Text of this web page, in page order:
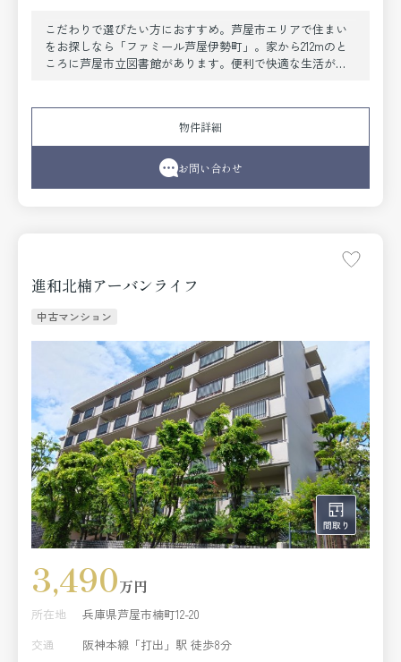
こだわりで選びたい方におすすめ。芦屋市エリアで住まい
をお探しなら「ファミール芦屋伊勢町」。家から212mのと
ころに芦屋市立図書館があります。便利で快適な生活がで
不動産購入で、失敗なんてしたら取り返しが付かないです
よね。そんなことがないように、当社の経験豊富なスタッ
フがしっかりとサポート致します。
物件詳細
お問い合わせ
進和北楠アーバンライフ
中古マンション
3,490万円
所在地
兵庫県芦屋市楠町12-20
交通
阪神本線「打出」駅 徒歩8分